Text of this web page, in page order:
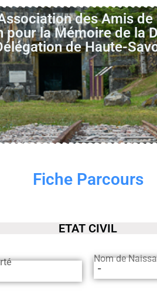
des Amis de
pour la Mémoire de la
de Haute-
Fiche Parcours
ETAT CIVIL
Nom de
-